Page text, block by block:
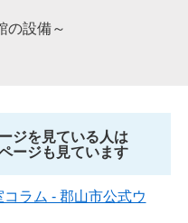
の設備～
ジを見ている人は
ージも見ています
ラム - 郡山市公式ウ